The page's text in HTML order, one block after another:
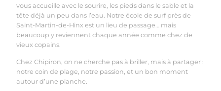
vous accueille avec le sourire, les pieds dans le sable et la
tête déjà un peu dans l’eau. Notre école de surf près de
Saint-Martin-de-Hinx est un lieu de passage… mais
beaucoup y reviennent chaque année comme chez de
vieux copains.
Chez Chipiron, on ne cherche pas à briller, mais à partager :
notre coin de plage, notre passion, et un bon moment
autour d’une planche.